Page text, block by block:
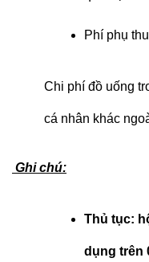
Phí phụ
Chi phí đồ uống
cá nhân khác
Ghi chú:
Thủ tục:
dụng trên